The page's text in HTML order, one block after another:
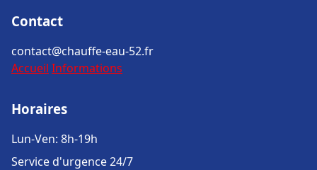
Contact
contact@chauffe-eau-52.fr
Accueil Informations
Horaires
Lun-Ven: 8h-19h
Service d'urgence 24/7